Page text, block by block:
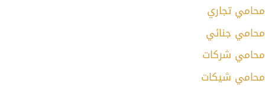
محامي تجاري
محامي جنائي
محامي شركات
محامي شيكات